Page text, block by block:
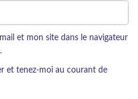
et mon site dans le navigateur
et tenez-moi au courant de